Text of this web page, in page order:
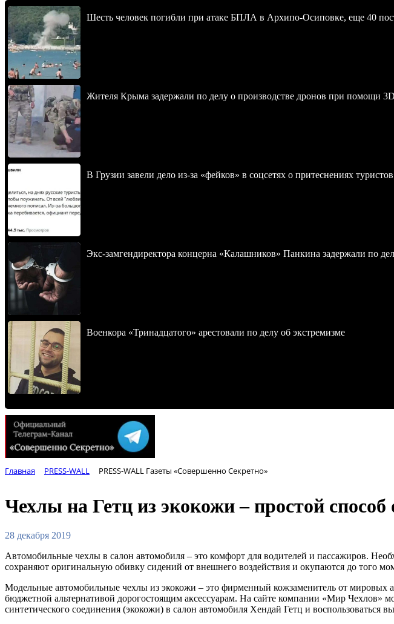
Шесть человек погибли при атаке БПЛА в Архипо-Осиповке, еще 40
Жителя Крыма задержали по делу о производстве дронов при помощи
В Грузии завели дело из-за «фейков» в соцсетях о притеснениях
Экс-замгендиректора концерна «Калашников» Панкина задержали по
Военкора «Тринадцатого» арестовали по делу об экстремизме
Главная PRESS-WALL PRESS-WALL Газеты «Совершенно Секретно»
Чехлы на Гетц из экокожи – простой способ
28 декабря 2019
Автомобильные чехлы в салон автомобиля – это комфорт для водителей и пассажиров.
сохраняют оригинальную обивку сидений от внешнего воздействия и окупаются до того
Модельные автомобильные чехлы из экокожи – это фирменный кожзаменитель от мировых
бюджетной альтернативой дорогостоящим аксессуарам. На сайте компании «Мир
синтетического соединения (экокожи) в салон автомобиля Хендай Гетц и воспользоваться